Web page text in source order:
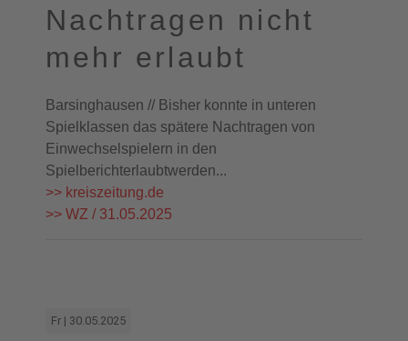
Nachtragen nicht
mehr erlaubt
Barsinghausen // Bisher konnte in unteren
Spielklassen das spätere Nachtragen von
Einwechselspielern in den
Spielberichterlaubtwerden...
>> kreiszeitung.de
>> WZ / 31.05.2025
Fr | 30.05.2025